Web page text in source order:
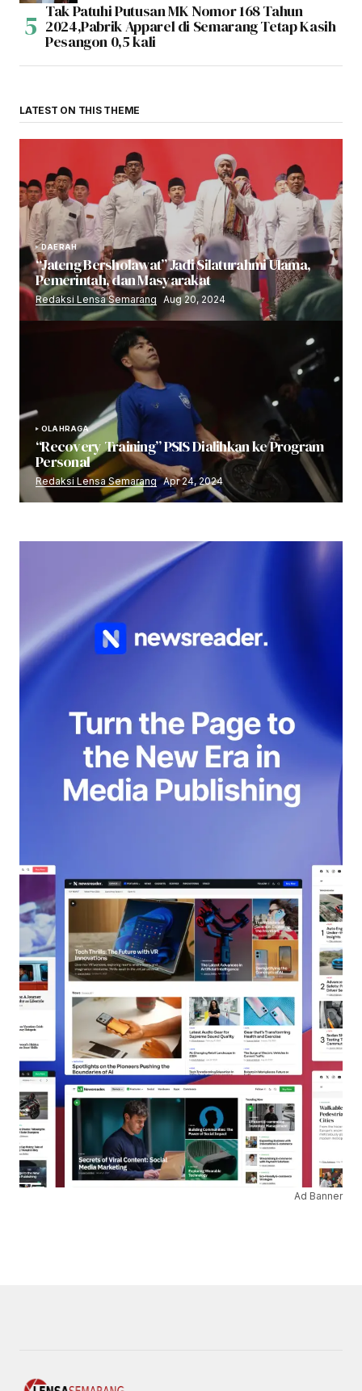
Tak Patuhi Putusan MK Nomor 168 Tahun
2024,Pabrik Apparel di Semarang Tetap Kasih
Pesangon 0,5 kali
LATEST ON THIS THEME
DAERAH
“Jateng Bersholawat” Jadi Silaturahmi Ulama,
Pemerintah, dan Masyarakat
Redaksi Lensa Semarang Aug 20, 2024
OLAHRAGA
“Recovery Training” PSIS Dialihkan ke Program
Personal
Redaksi Lensa Semarang Apr 24, 2024
Ad Banner